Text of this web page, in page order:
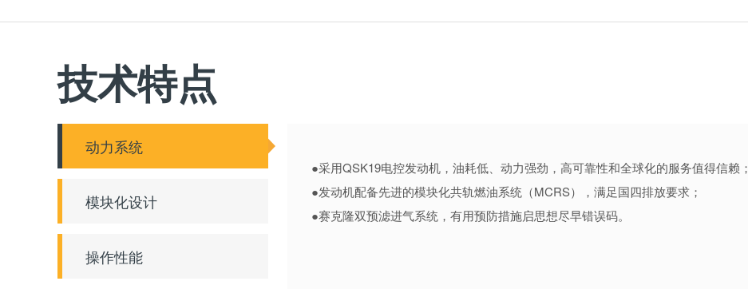
技术特点
动力系统
模块化设计
操作性能
●采用QSK19电控发动机，油耗低、动力强劲，高可靠性和全球化的服务值得信赖；
●发动机配备先进的模块化共轨燃油系统（MCRS），满足国四排放要求；
●赛克隆双预滤进气系统，有用预防措施启思想尽早错误码。